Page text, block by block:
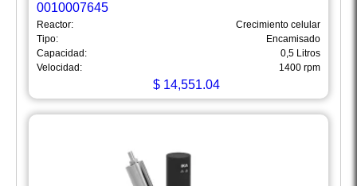
0010007645
Reactor:
Crecimiento celular
Tipo:
Encamisado
Capacidad:
0,5 Litros
Velocidad:
1400 rpm
$ 14,551.04